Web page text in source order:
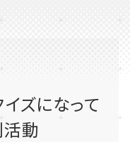
イズになって
動